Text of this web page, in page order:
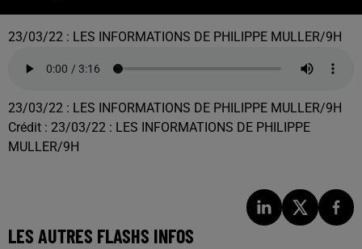
23/03/22 : LES INFORMATIONS DE PHILIPPE MULLER/9H
23/03/22 : LES INFORMATIONS DE PHILIPPE MULLER/9H
Crédit : 23/03/22 : LES INFORMATIONS DE PHILIPPE
MULLER/9H
LES AUTRES FLASHS INFOS